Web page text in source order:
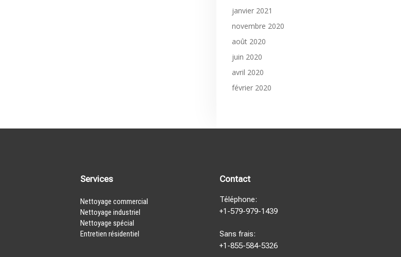
janvier 2021
novembre 2020
août 2020
juin 2020
avril 2020
février 2020
Services
Nettoyage commercial
Nettoyage industriel
Nettoyage spécial
Entretien résidentiel
Contact
Téléphone:
+1-579-979-1439
Sans frais:
+1-855-584-5326